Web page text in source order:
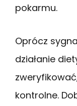
pokarmu.
Oprócz
działanie
kontrolne.